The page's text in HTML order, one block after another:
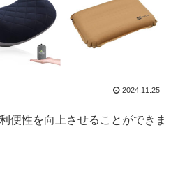
2024.11.25
便性を向上させることができま